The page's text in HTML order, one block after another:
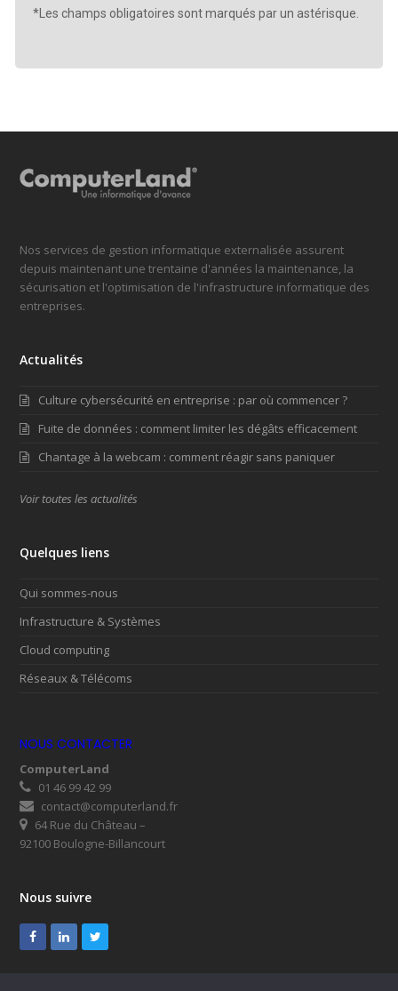
*Les champs obligatoires sont marqués par un astérisque.
Nos services de gestion informatique externalisée assurent
depuis maintenant une trentaine d'années la maintenance, la
sécurisation et l'optimisation de l'infrastructure informatique des
entreprises.
Actualités
Culture cybersécurité en entreprise : par où commencer ?
Fuite de données : comment limiter les dégâts efficacement
Chantage à la webcam : comment réagir sans paniquer
Voir toutes les actualités
Quelques liens
Qui sommes-nous
Infrastructure & Systèmes
Cloud computing
Réseaux & Télécoms
NOUS CONTACTER
ComputerLand
01 46 99 42 99
contact@computerland.fr
64 Rue du Château –
92100 Boulogne-Billancourt
Nous suivre
Facebook
LinkedInTwitter